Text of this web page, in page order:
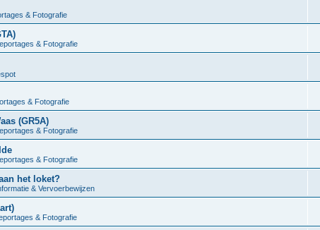
& Fotografie
& Fotografie
& Fotografie
(GR5A)
& Fotografie
& Fotografie
het loket?
& Vervoerbewijzen
& Fotografie